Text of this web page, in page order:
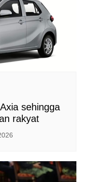
sehingga
rakyat